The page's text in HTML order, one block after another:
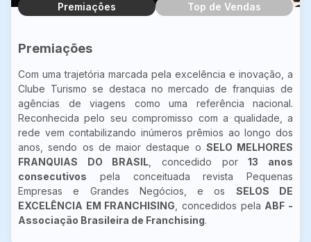
Premiações Top de Vendas
Premiações
Com uma trajetória marcada pela excelência e inovação, a
Clube Turismo se destaca no mercado de franquias de
agências de viagens como uma referência nacional.
Reconhecida pelo seu compromisso com a qualidade, a
rede vem contabilizando inúmeros prêmios ao longo dos
anos, sendo os de maior destaque o SELO MELHORES
FRANQUIAS DO BRASIL, concedido por13 anos
consecutivos pela conceituada revista Pequenas
Empresas e Grandes Negócios, e os SELOS DE
EXCELÊNCIA EM FRANCHISING, concedidos pela ABF -
Associação Brasileira de Franchising.